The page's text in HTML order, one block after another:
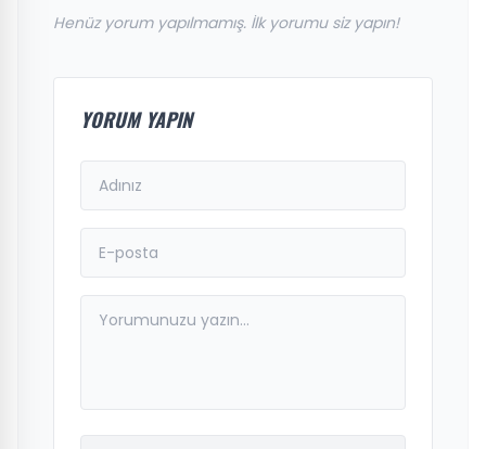
Henüz yorum yapılmamış. İlk yorumu siz yapın!
YORUM YAPIN